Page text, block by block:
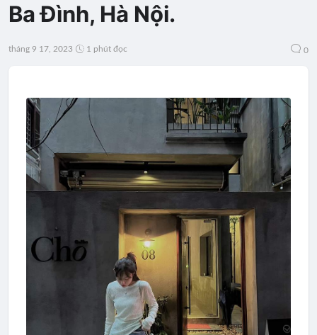
Ba Đình, Hà Nội.
tháng 9 17, 2023 1 phút đọc 0